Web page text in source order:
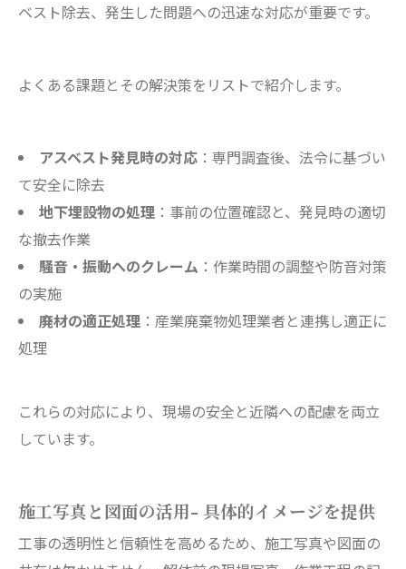
ベスト除去、発生した問題への迅速な対応が重要です。
よくある課題とその解決策をリストで紹介します。
アスベスト発見時の対応：専門調査後、法令に基づい
て安全に除去
地下埋設物の処理：事前の位置確認と、発見時の適切
な撤去作業
騒音・振動へのクレーム ：作業時間の調整や防音対策
の実施
廃材の適正処理：産業廃棄物処理業者と連携し適正に
処理
これらの対応により、現場の安全と近隣への配慮を両立
しています。
施工写真と図面の活用- 具体的イメージを提供
工事の透明性と信頼性を高めるため、施工写真や図面の